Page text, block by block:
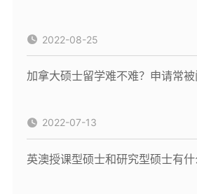
2022-08-25
加拿大硕士留学难不难？申请常
2022-07-13
英澳授课型硕士和研究型硕士有什